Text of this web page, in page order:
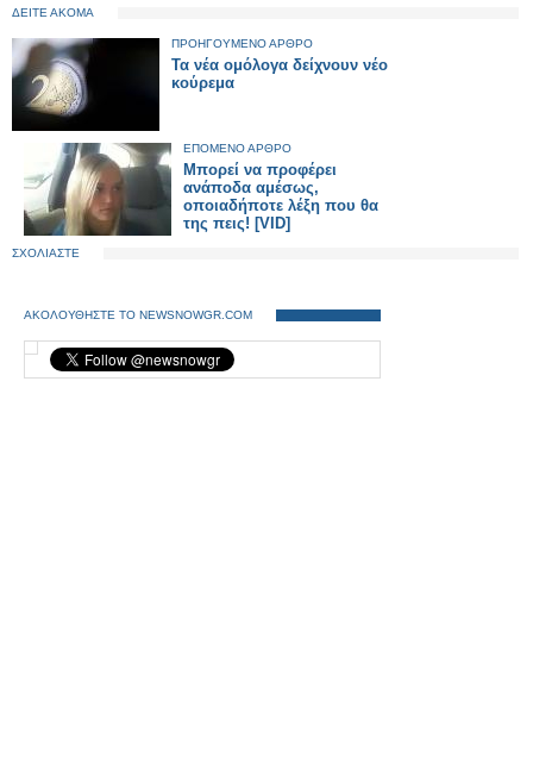
ΔΕΙΤΕ ΑΚΟΜΑ
ΠΡΟΗΓΟΥΜΕΝΟ ΑΡΘΡΟ
Τα νέα ομόλογα δείχνουν νέο
κούρεμα
ΕΠΟΜΕΝΟ ΑΡΘΡΟ
Μπορεί να προφέρει
ανάποδα αμέσως,
οποιαδήποτε λέξη που θα
της πεις! [VID]
ΣΧΟΛΙΑΣΤΕ
ΑΚΟΛΟΥΘΗΣΤΕ ΤΟ NEWSNOWGR.COM